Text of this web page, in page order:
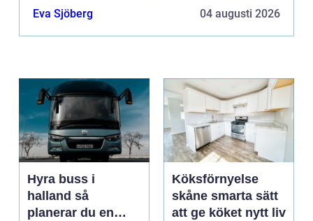
får fasaden att se mer harmonisk ut. Visst går
Eva Sjöberg 04 augusti 2026
Hyra buss i
halland så
planerar du en
Köksförnyelse
skåne smarta sätt
att ge köket nytt liv